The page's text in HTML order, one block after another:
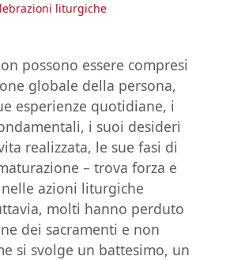
liturgiche
possono essere compresi
globale della persona,
esperienze quotidiane, i
i suoi desideri
realizzata, le sue fasi di
– trova forza e
azioni liturgiche
molti hanno perduto
dei sacramenti e non
si svolge un battesimo, un